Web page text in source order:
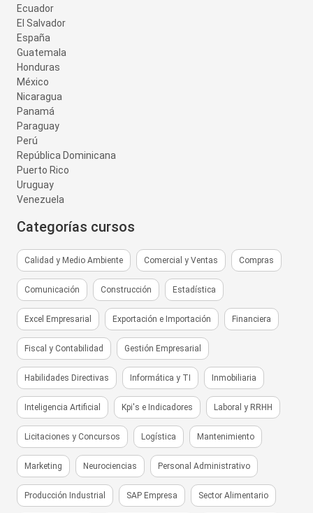
Ecuador
El Salvador
España
Guatemala
Honduras
México
Nicaragua
Panamá
Paraguay
Perú
República Dominicana
Puerto Rico
Uruguay
Venezuela
Categorías cursos
Calidad y Medio Ambiente Comercial y Ventas Compras
Comunicación Construcción Estadística
Excel Empresarial Exportación e Importación Financiera
Fiscal y Contabilidad Gestión Empresarial
Habilidades Directivas Informática y TI Inmobiliaria
Inteligencia Artificial Kpi's e Indicadores Laboral y RRHH
Licitaciones y Concursos Logística Mantenimiento
Marketing Neurociencias Personal Administrativo
Producción Industrial SAP Empresa Sector Alimentario